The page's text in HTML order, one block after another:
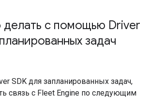
с помощью Driver
задач
SDK для запланированных задач,
связь с Fleet Engine по следующим